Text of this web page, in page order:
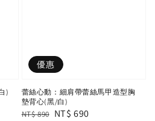
)
優惠
蕾絲心動：細肩帶蕾絲馬甲造型胸
墊背心(黑/白)
Regular
NT$ 890 Sale
NT$ 690